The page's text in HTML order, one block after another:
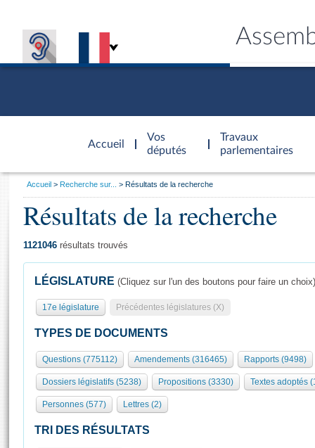
Accueil
d'accueil
Vos
députés
Travaux
parlementaires
Présidence
577 députés
Groupes politiques
Élections législatives
Séance publique
Commissions et autres organes
Europe et International
Contrôle et évaluation
Congrès
Pétitions
Général
Rôle et pouvoirs de l'Assemblée
Organisation de l'Assemblée
Présidence Conférence des Présidents Bureau Collège des
Statistiques et chiffres clés
Visiter l'Assemblée
Visite virtuelle du palais Bourbon
Assister à une séance
Accès des chercheurs à l’Assemblée
Les évènements
Vous
Accueil Recherche sur... Résultats de la recherche
Résultats de la recherche
1121046 résultats trouvés
LÉGISLATURE (Cliquez sur l'un des boutons pour faire un choix)
17e législature Précédentes législatures (X)
TYPES DE DOCUMENTS
Questions (775112) Amendements (316465) Rapports (9498)
Dossiers législatifs (5238) Propositions (3330) Textes adoptés
Personnes (577) Lettres (2)
TRI DES RÉSULTATS